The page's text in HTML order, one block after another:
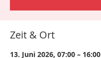
Zeit & Ort
13. Juni 2026, 07:00 – 16:00